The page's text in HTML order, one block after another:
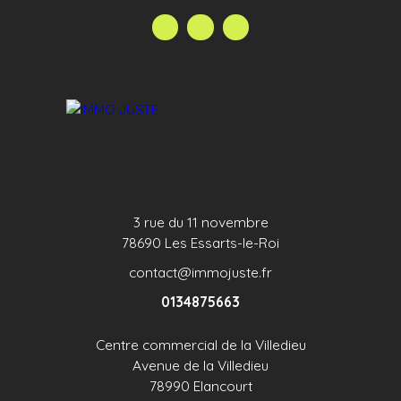
3 rue du 11 novembre
78690 Les Essarts-le-Roi
contact@immojuste.fr
0134875663
Centre commercial de la Villedieu
Avenue de la Villedieu
78990 Elancourt